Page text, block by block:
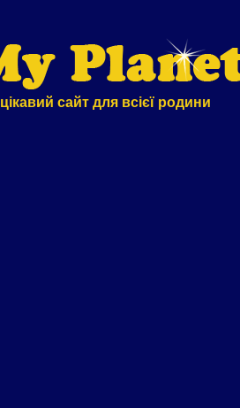
цікавий сайт для всієї родини